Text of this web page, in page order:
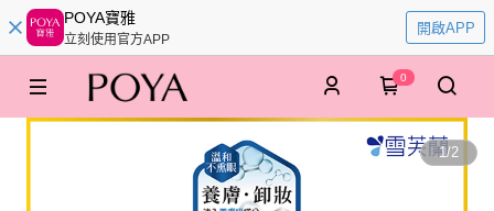
POYA寶雅
立刻使用官方APP
開啟APP
0
1/2